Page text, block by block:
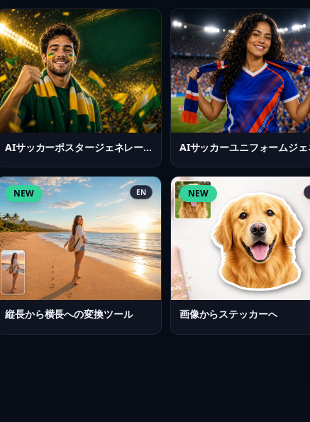
AIサッカーポスタージェネレーター
NEW EN
縦長から横長への変換ツール
NEW
画像からステッカーへ